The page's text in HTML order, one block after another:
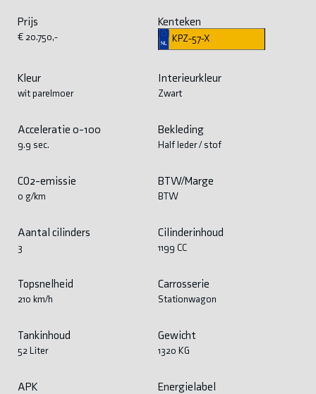
Prijs
€ 20.750,-
Kenteken
KPZ-57-X
Kleur
wit parelmoer
Interieurkleur
Zwart
Acceleratie 0-100
9.9 sec.
Bekleding
Half leder / stof
CO2-emissie
0 g/km
BTW/Marge
BTW
Aantal cilinders
3
Cilinderinhoud
1199 CC
Topsnelheid
210 km/h
Carrosserie
Stationwagon
Tankinhoud
52 Liter
Gewicht
1320 KG
APK Energielabel